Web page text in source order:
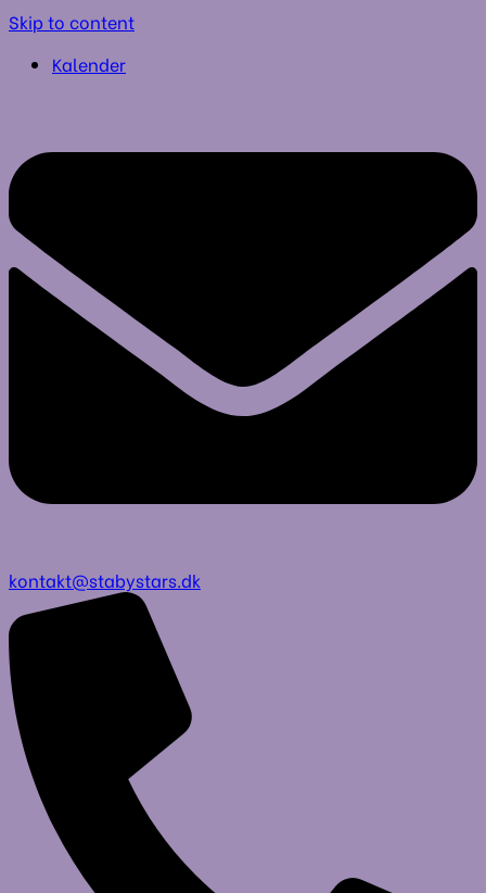
Skip to content
Kalender
kontakt@stabystars.dk